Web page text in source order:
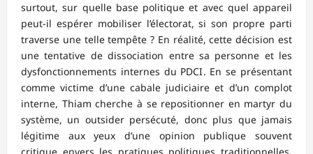
surtout, sur quelle base politique et avec quel appareil
peut-il espérer mobiliser l’électorat, si son propre parti
traverse une telle tempête ? En réalité, cette décision est
une tentative de dissociation entre sa personne et les
dysfonctionnements internes du PDCI. En se présentant
comme victime d’une cabale judiciaire et d’un complot
interne, Thiam cherche à se repositionner en martyr du
système, un outsider persécuté, donc plus que jamais
légitime aux yeux d’une opinion publique souvent
critique envers les pratiques politiques traditionnelles.